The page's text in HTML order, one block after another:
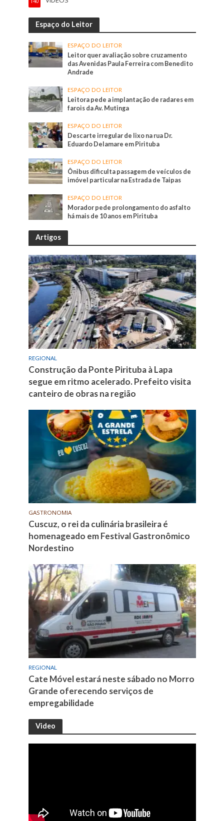
Espaço do Leitor
ESPAÇO DO LEITOR
Leitor quer avaliação sobre cruzamento
das Avenidas Paula Ferreira com Benedito
Andrade
ESPAÇO DO LEITOR
Leitora pede a implantação de radares em
farois da Av. Mutinga
ESPAÇO DO LEITOR
Descarte irregular de lixo na rua Dr.
Eduardo Delamare em Pirituba
ESPAÇO DO LEITOR
Ônibus dificulta passagem de veículos de
imóvel particular na Estrada de Taipas
ESPAÇO DO LEITOR
Morador pede prolongamento do asfalto
há mais de 10 anos em Pirituba
Artigos
REGIONAL
Construção da Ponte Pirituba à Lapa
segue em ritmo acelerado. Prefeito visita
canteiro de obras na região
GASTRONOMIA
Cuscuz, o rei da culinária brasileira é
homenageado em Festival Gastronômico
Nordestino
REGIONAL
Cate Móvel estará neste sábado no Morro
Grande oferecendo serviços de
empregabilidade
Video